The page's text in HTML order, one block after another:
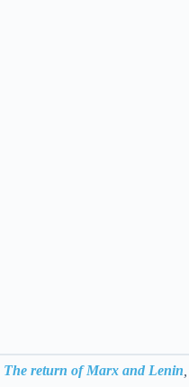
The return of Marx and Lenin